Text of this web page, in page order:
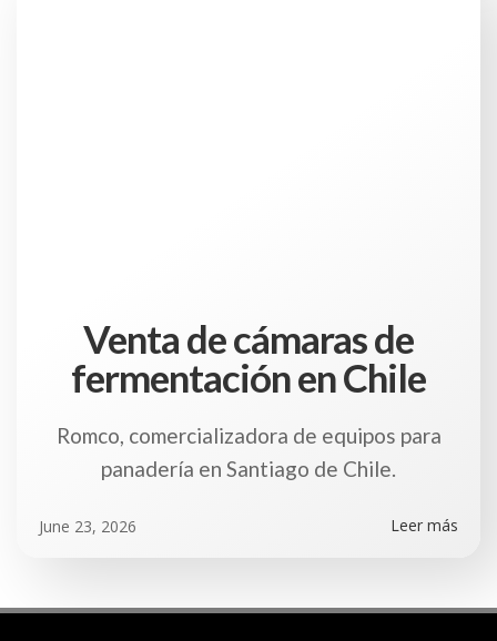
Venta de cámaras de
fermentación en Chile
Romco, comercializadora de equipos para
panadería en Santiago de Chile.
June 23, 2026 Leer más